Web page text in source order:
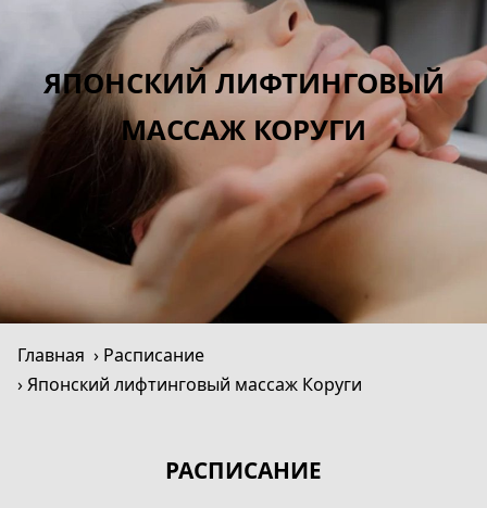
ЯПОНСКИЙ ЛИФТИНГОВЫЙ
МАССАЖ КОРУГИ
Главная
Расписание
Японский лифтинговый массаж Коруги
РАСПИСАНИЕ